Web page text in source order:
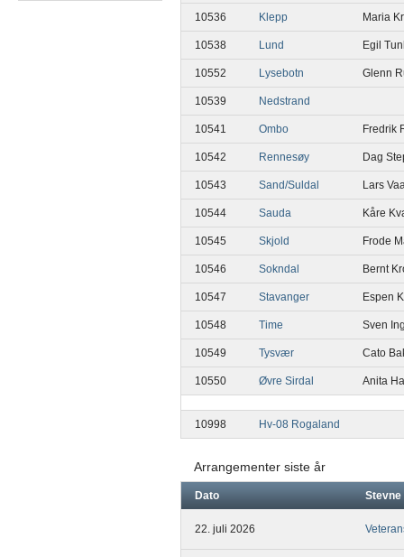
10536 Klepp Maria
10538 Lund Egil
10552 Lysebotn Glenn
10539 Nedstrand
10541 Ombo Fredrik
10542 Rennesøy Dag
10543 Sand/Suldal Lars
10544 Sauda Kåre
10545 Skjold Frode
10546 Sokndal Bernt
10547 Stavanger Espen
10548 Time Sven
10549 Tysvær Cato
10550 Øvre Sirdal Anita
10998 Hv-08 Rogaland
Arrangementer siste år
Dato Stevne
22. juli 2026